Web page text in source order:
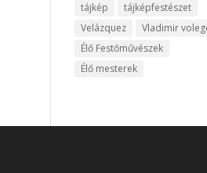
tájkép
tájképfestészet
Velázquez
Vladimir
Élő Festőművészek
Élő mesterek